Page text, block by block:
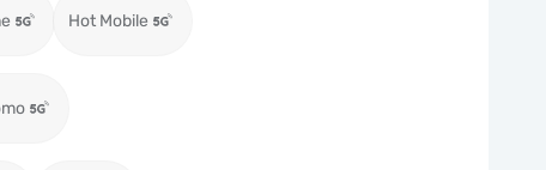
Hot Mobile